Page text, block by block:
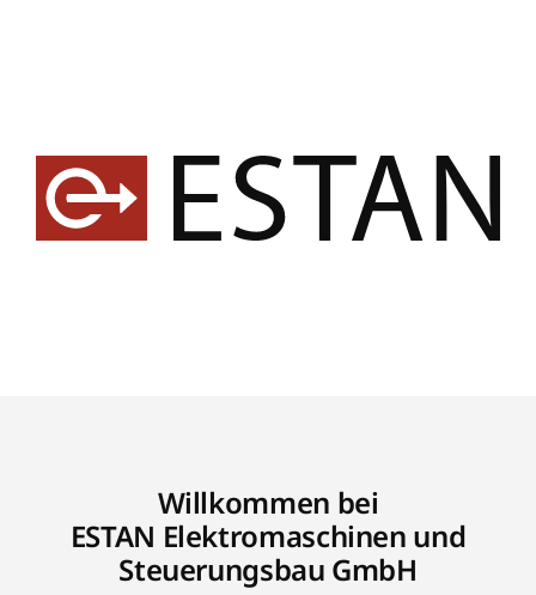
Willkommen bei
ESTAN Elektromaschinen und
Steuerungsbau GmbH